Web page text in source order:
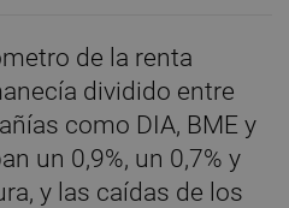
de la renta
dividido entre
como DIA, BME y
un 0,9%, un 0,7% y
y las caídas de los